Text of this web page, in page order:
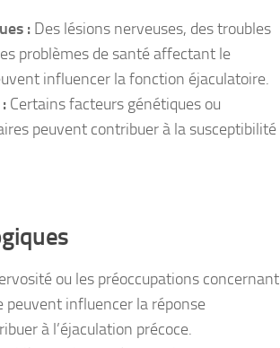
: Des lésions nerveuses, des troubles
problèmes de santé affectant le
influencer la fonction éjaculatoire.
Certains facteurs génétiques ou
peuvent contribuer à la susceptibilité
ou les préoccupations concernant
peuvent influencer la réponse
à l’éjaculation précoce.